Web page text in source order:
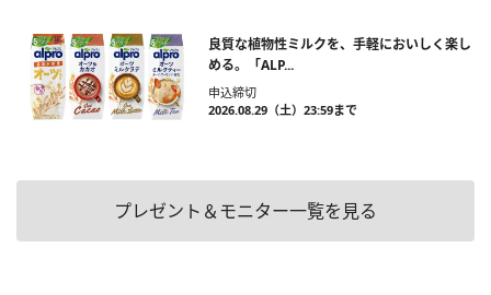
良質な植物性ミルクを、手軽においしく楽し
める。「ALP...
申込締切
2026.08.29（土）23:59まで
プレゼント＆モニター一覧を見る